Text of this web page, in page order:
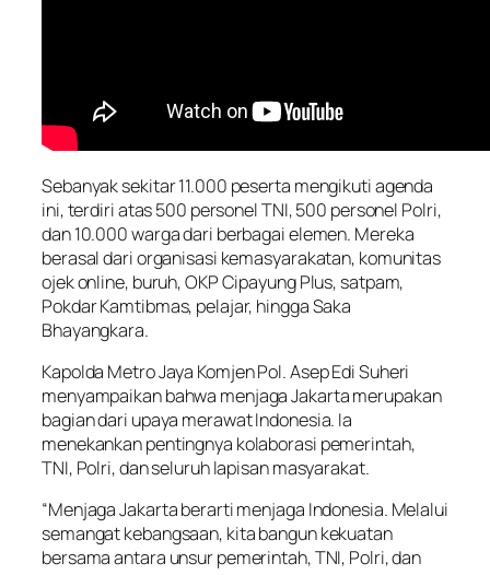
Sebanyak sekitar 11.000 peserta mengikuti agenda
ini, terdiri atas 500 personel TNI, 500 personel Polri,
dan 10.000 warga dari berbagai elemen. Mereka
berasal dari organisasi kemasyarakatan, komunitas
ojek online, buruh, OKP Cipayung Plus, satpam,
Pokdar Kamtibmas, pelajar, hingga Saka
Bhayangkara.
Kapolda Metro Jaya Komjen Pol. Asep Edi Suheri
menyampaikan bahwa menjaga Jakarta merupakan
bagian dari upaya merawat Indonesia. Ia
menekankan pentingnya kolaborasi pemerintah,
TNI, Polri, dan seluruh lapisan masyarakat.
“Menjaga Jakarta berarti menjaga Indonesia. Melalui
semangat kebangsaan, kita bangun kekuatan
bersama antara unsur pemerintah, TNI, Polri, dan